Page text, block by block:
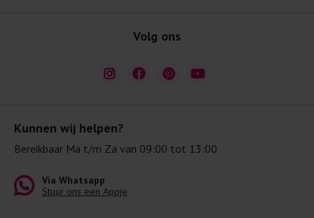
Kunnen wij helpen?
Bereikbaar Ma t/m Za van 09:00 tot 13:00
Via Whatsapp
Stuur ons een Appje
Volg ons